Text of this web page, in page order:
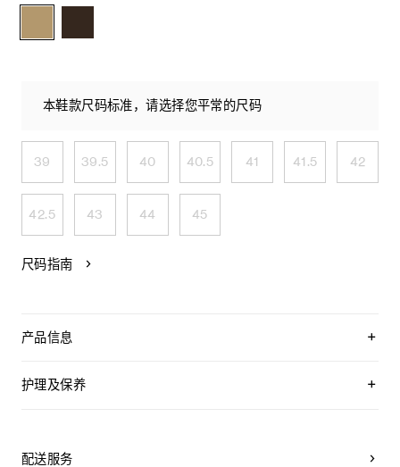
本鞋款尺码标准，请选择您平常的尺码
39 39.5 40 40.5 41 41.5 42
42.5 43 44 45
尺码指南
产品信息
圆形鞋头
打蜡棉质鞋带
护理及保养
泽。为了让您的鞋履历久弥新，我们建议您遵循以下保养方
配送服务